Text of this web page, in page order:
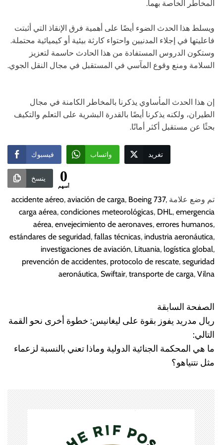
المخاطر الخاصة بهما.
ويسلط هذا الحدث الضوء أيضًا على أهمية فرق الإنقاذ التي أثبتت
فاعليتها في إجلاء المدنيين واحتواء كارثة بيئية أو كيميائية محتملة.
وستكون الدروس المستفادة من هذا الحادث حاسمة لتعزيز
السلامة ومنع وقوع المآسي في المستقبل في مجال النقل الجوي.
إن هذا الحدث المأساوي يذكرنا بالمخاطر الكامنة في مجال
الطيران، ولكنه يذكرنا أيضًا بالقدرة البشرية على التعلم والتكيف
بحثًا عن مستقبل أكثر أمانًا.
فيسبوك واتساب تغريد
ينسخ 0
أسهم
تم وضع علامة accidente aéreo, aviación de carga, Boeing 737,
carga aérea, condiciones meteorológicas, DHL, emergencia
aérea, envejecimiento de aeronaves, errores humanos,
estándares de seguridad, fallas técnicas, industria aeronáutica,
investigaciones de aviación, Lituania, logística global,
prevención de accidentes, protocolo de rescate, seguridad
aeronáutica, Swiftair, transporte de carga, Vilna
N
a
v
g
a
c
الصفحة السابقة
ريال مدريد يفوز بقوة على ليغانيس: خطوة أخرى نحو القمة
التالي:
ما هي المحكمة الجنائية الدولية وماذا تعني بالنسبة لزعماء
مثل نتنياهو؟